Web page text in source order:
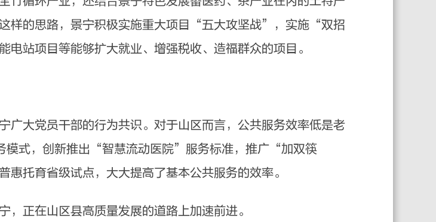
样的思路，景宁积极实施重大项目“五大攻坚战”，实施“双招
站项目等能够扩大就业、增强税收、造福群众的项目。
党员干部的行为共识。对于山区而言，公共服务效率低是老
式，创新推出“智慧流动医院”服务标准，推广“加双筷
托育省级试点，大大提高了基本公共服务的效率。
正在山区县高质量发展的道路上加速前进。